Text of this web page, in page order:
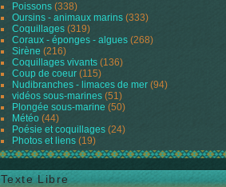
Poissons (338)
Oursins - animaux marins (333)
Coquillages (319)
Coraux - éponges - algues (268)
Sirène (216)
Coquillages vivants (136)
Coup de coeur (115)
Nudibranches - limaces de mer (94)
vidéos sous-marines (51)
Plongée sous-marine (50)
Météo (44)
Poésie et coquillages (24)
Photos et liens (19)
Texte Libre